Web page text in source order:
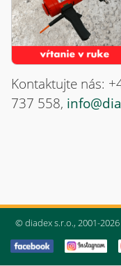
Kontaktujte nás:
737 558,
© diadex s.r.o., 2001-2026